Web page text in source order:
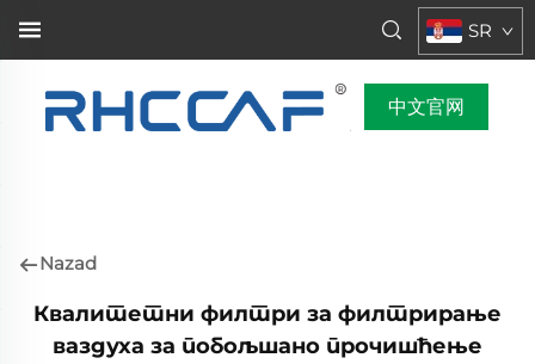
SR
中文官网
Nazad
Квалитетни филтри за филтрирање
ваздуха за побољшано прочишћење